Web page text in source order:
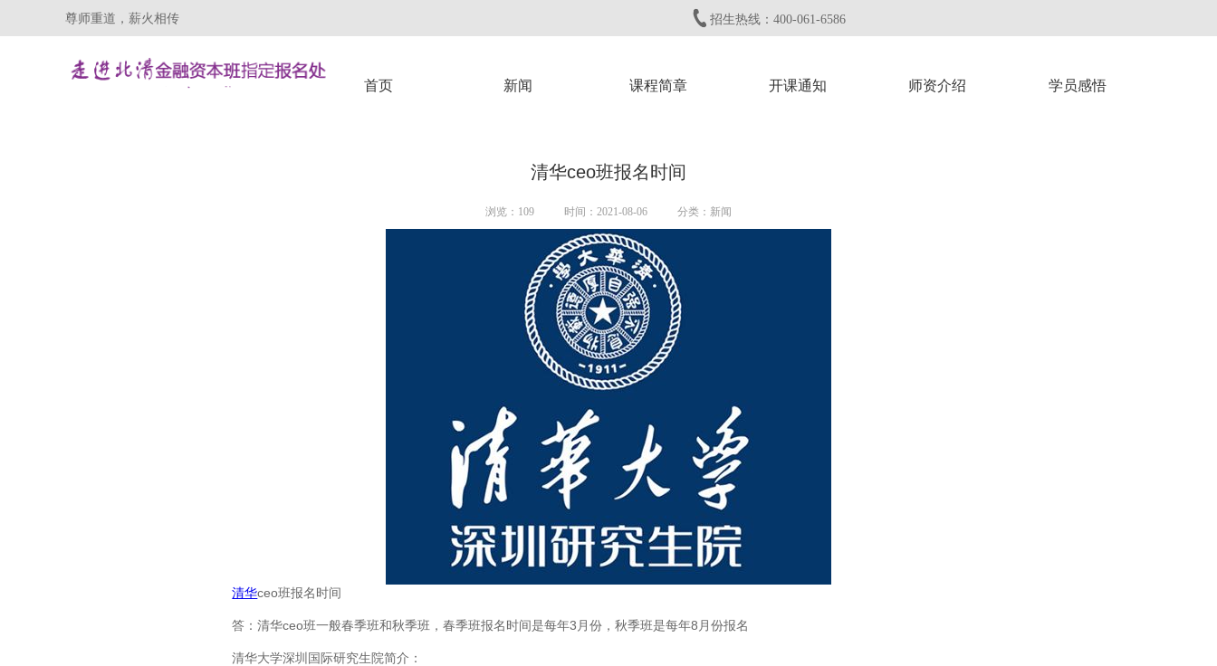
尊师重道，薪火相传 招生热线：400-061-6586
首页 新闻 课程简章 开课通知 师资介绍 学员感悟
清华ceo班报名时间
浏览： 109 时间：2021-08-06 分类：新闻
清华ceo班报名时间
答：清华ceo班一般春季班和秋季班，春季班报名时间是每年3月份，秋季班是每年8月份报名
清华大学深圳国际研究生院简介：